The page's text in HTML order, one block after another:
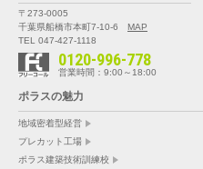
〒273-0005
千葉県船橋市本町7-10-6
MAP
TEL 047-427-1118
0120-996-778
営業時間：9:00～18:00
ポラスの魅力
地域密着型経営
プレカット工場
ポラス建築技術訓練校